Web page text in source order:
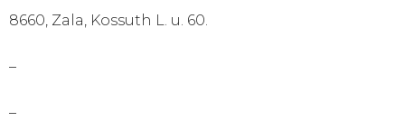
8660, Zala, Kossuth L. u. 60.
–
–